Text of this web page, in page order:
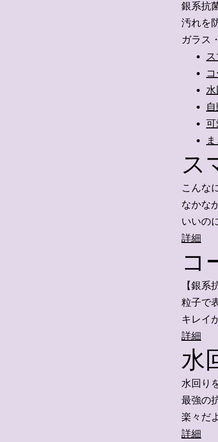
銀系抗
汚れを
ガラス
可
ス
こんな
なかな
いいの
詳細
コ
【銀系
粒子で
キレイ
詳細
水
水回り
最強の
楽々だ
詳細